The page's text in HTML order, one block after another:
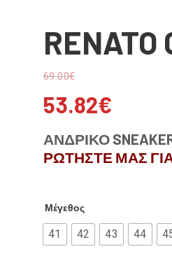
RENATO
69.00€
53.82€
ΑΝΔΡΙΚΟ
ΡΩΤΗΣΤΕ ΜΑΣ
Μέγεθος
41 42 43 44